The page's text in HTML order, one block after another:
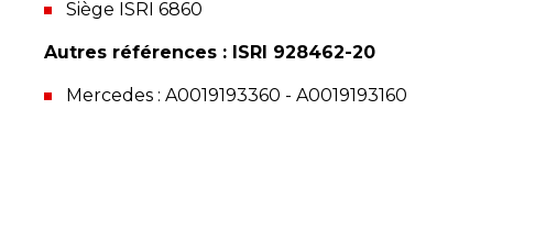
Siège ISRI 6860
Autres références : ISRI 928462-20
Mercedes : A0019193360 - A0019193160